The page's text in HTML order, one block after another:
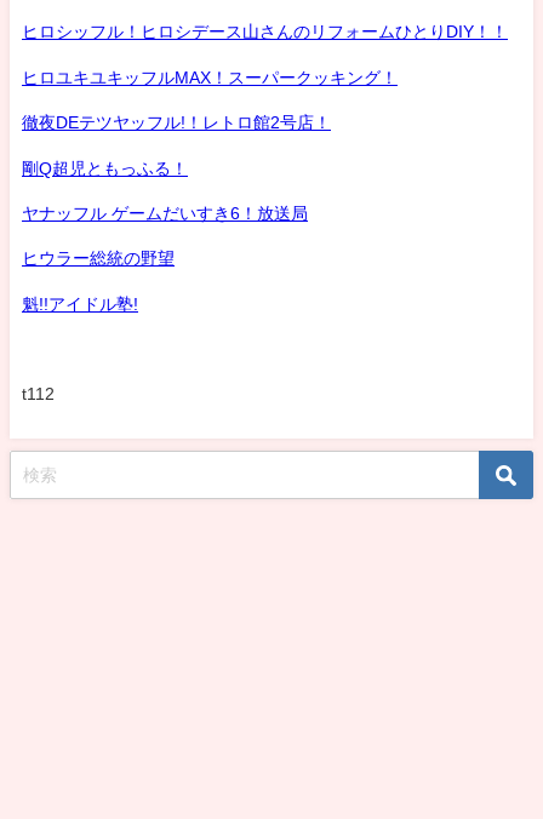
ヒロシッフル！ヒロシデース山さんのリフォームひとりDIY！！
ヒロユキユキッフルMAX！スーパークッキング！
徹夜DEテツヤッフル!！レトロ館2号店！
剛Q超児ともっふる！
ヤナッフル ゲームだいすき6！放送局
ヒウラー総統の野望
魁!!アイドル塾!
t112